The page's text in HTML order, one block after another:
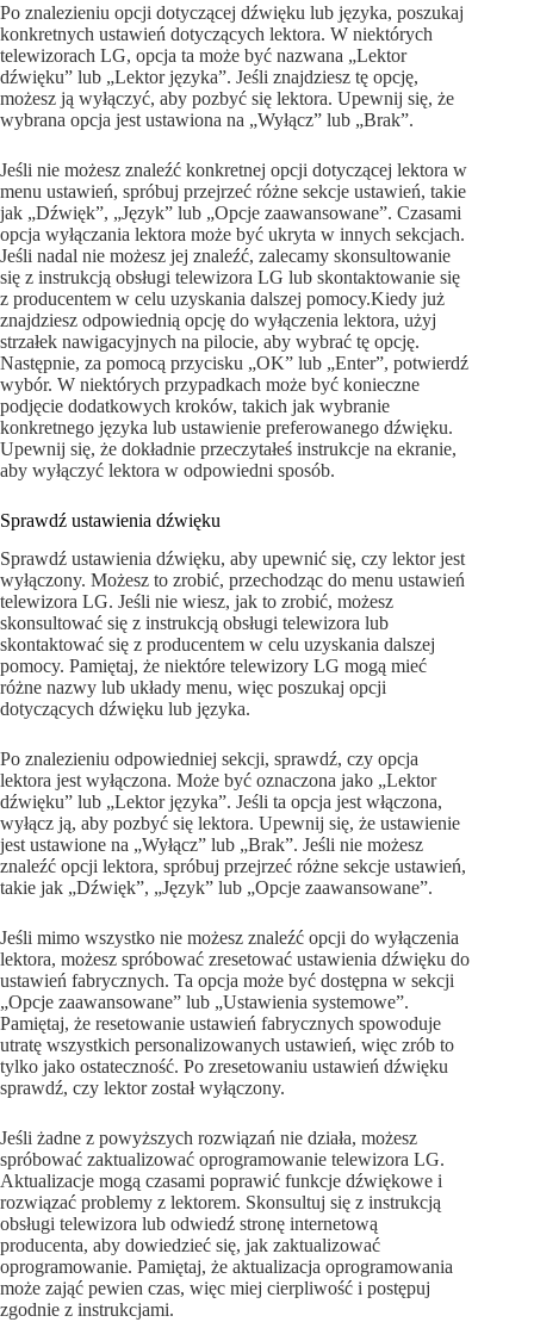
Po znalezieniu opcji dotyczącej dźwięku lub języka, poszukaj
konkretnych ustawień dotyczących lektora. W niektórych
telewizorach LG, opcja ta może być nazwana „Lektor
dźwięku” lub „Lektor języka”. Jeśli znajdziesz tę opcję,
możesz ją wyłączyć, aby pozbyć się lektora. Upewnij się, że
wybrana opcja jest ustawiona na „Wyłącz” lub „Brak”.
Jeśli nie możesz znaleźć konkretnej opcji dotyczącej lektora w
menu ustawień, spróbuj przejrzeć różne sekcje ustawień, takie
jak „Dźwięk”, „Język” lub „Opcje zaawansowane”. Czasami
opcja wyłączania lektora może być ukryta w innych sekcjach.
Jeśli nadal nie możesz jej znaleźć, zalecamy skonsultowanie
się z instrukcją obsługi telewizora LG lub skontaktowanie się
z producentem w celu uzyskania dalszej pomocy.Kiedy już
znajdziesz odpowiednią opcję do wyłączenia lektora, użyj
strzałek nawigacyjnych na pilocie, aby wybrać tę opcję.
Następnie, za pomocą przycisku „OK” lub „Enter”, potwierdź
wybór. W niektórych przypadkach może być konieczne
podjęcie dodatkowych kroków, takich jak wybranie
konkretnego języka lub ustawienie preferowanego dźwięku.
Upewnij się, że dokładnie przeczytałeś instrukcje na ekranie,
aby wyłączyć lektora w odpowiedni sposób.
Sprawdź ustawienia dźwięku
Sprawdź ustawienia dźwięku, aby upewnić się, czy lektor jest
wyłączony. Możesz to zrobić, przechodząc do menu ustawień
telewizora LG. Jeśli nie wiesz, jak to zrobić, możesz
skonsultować się z instrukcją obsługi telewizora lub
skontaktować się z producentem w celu uzyskania dalszej
pomocy. Pamiętaj, że niektóre telewizory LG mogą mieć
różne nazwy lub układy menu, więc poszukaj opcji
dotyczących dźwięku lub języka.
Po znalezieniu odpowiedniej sekcji, sprawdź, czy opcja
lektora jest wyłączona. Może być oznaczona jako „Lektor
dźwięku” lub „Lektor języka”. Jeśli ta opcja jest włączona,
wyłącz ją, aby pozbyć się lektora. Upewnij się, że ustawienie
jest ustawione na „Wyłącz” lub „Brak”. Jeśli nie możesz
znaleźć opcji lektora, spróbuj przejrzeć różne sekcje ustawień,
takie jak „Dźwięk”, „Język” lub „Opcje zaawansowane”.
Jeśli mimo wszystko nie możesz znaleźć opcji do wyłączenia
lektora, możesz spróbować zresetować ustawienia dźwięku do
ustawień fabrycznych. Ta opcja może być dostępna w sekcji
„Opcje zaawansowane” lub „Ustawienia systemowe”.
Pamiętaj, że resetowanie ustawień fabrycznych spowoduje
utratę wszystkich personalizowanych ustawień, więc zrób to
tylko jako ostateczność. Po zresetowaniu ustawień dźwięku
sprawdź, czy lektor został wyłączony.
Jeśli żadne z powyższych rozwiązań nie działa, możesz
spróbować zaktualizować oprogramowanie telewizora LG.
Aktualizacje mogą czasami poprawić funkcje dźwiękowe i
rozwiązać problemy z lektorem. Skonsultuj się z instrukcją
obsługi telewizora lub odwiedź stronę internetową
producenta, aby dowiedzieć się, jak zaktualizować
oprogramowanie. Pamiętaj, że aktualizacja oprogramowania
może zająć pewien czas, więc miej cierpliwość i postępuj
zgodnie z instrukcjami.